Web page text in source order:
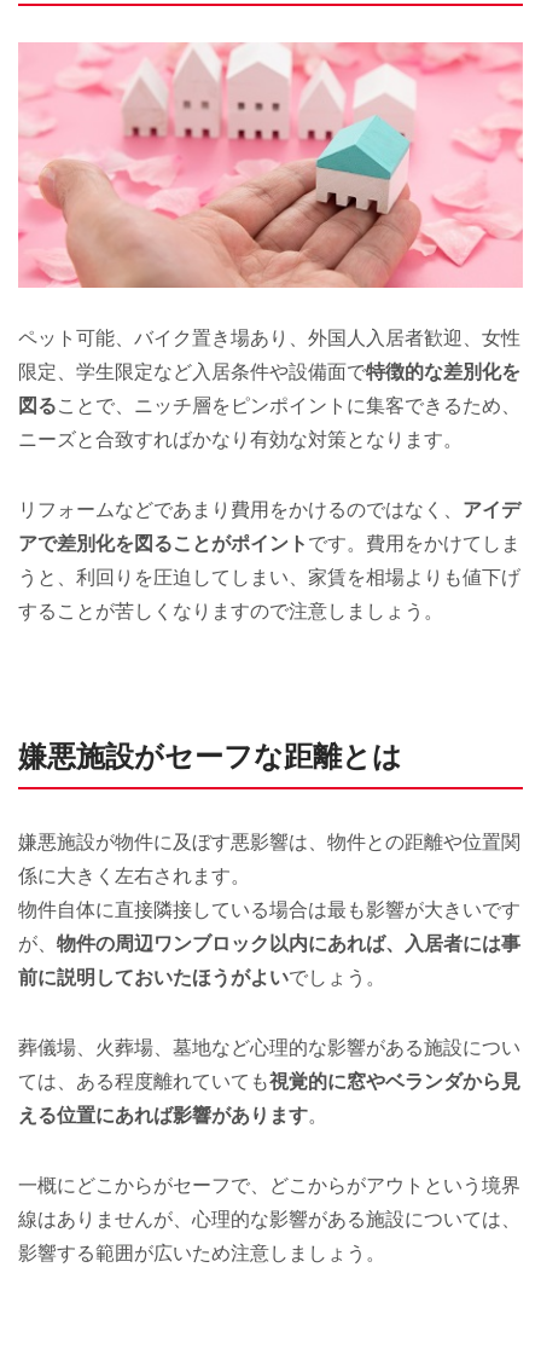
ペット可能、バイク置き場あり、外国人入居者歓迎、女性
限定、学生限定など入居条件や設備面で特徴的な差別化を
図ることで、ニッチ層をピンポイントに集客できるため、
ニーズと合致すればかなり有効な対策となります。
リフォームなどであまり費用をかけるのではなく、 アイデ
アで差別化を図ることがポイント です。費用をかけてしま
うと、利回りを圧迫してしまい、家賃を相場よりも値下げ
することが苦しくなりますので注意しましょう。
嫌悪施設がセーフな距離とは
嫌悪施設が物件に及ぼす悪影響は、物件との距離や位置関
係に大きく左右されます。
物件自体に直接隣接している場合は最も影響が大きいです
が、 物件の周辺ワンブロック以内にあれば、入居者には事
前に説明しておいたほうがよいでしょう。
葬儀場、火葬場、墓地など心理的な影響がある施設につい
ては、ある程度離れていても視覚的に窓やベランダから見
える位置にあれば影響があります。
一概にどこからがセーフで、どこからがアウトという境界
線はありませんが、心理的な影響がある施設については、
影響する範囲が広いため注意しましょう。